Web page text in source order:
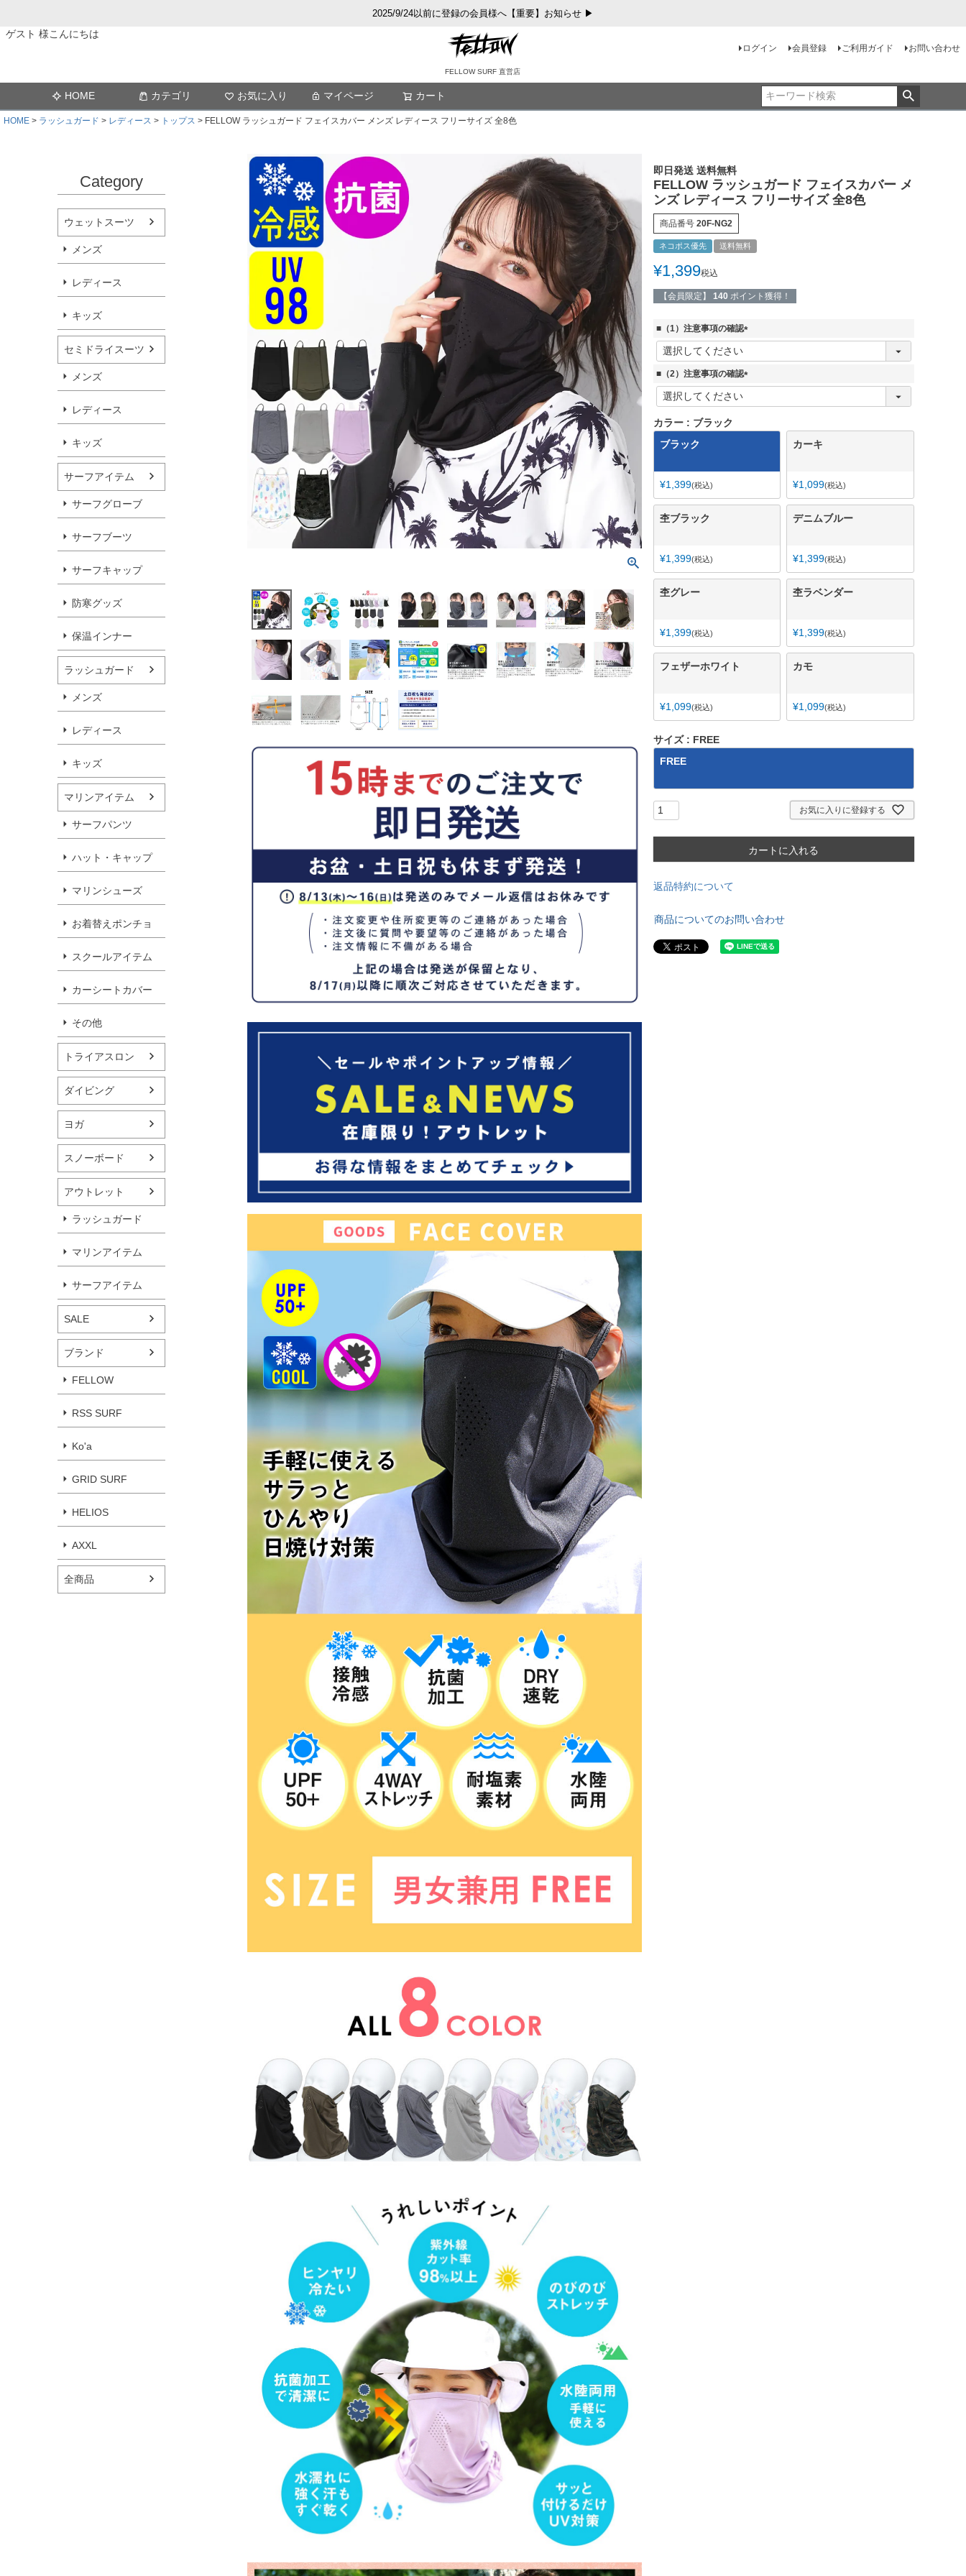
2025/9/24以前に登録の会員様へ【重要】お知らせ ▶
ゲスト 様こんにちは
FELLOW SURF 直営店
ログイン 会員登録 ご利用ガイド お問い合わせ
HOME カテゴリ お気に入り マイページ カート
HOME ラッシュガード レディース トップス FELLOW ラッシュガード フェイスカバー メンズ レディース フリーサイズ 全8色
Category
ウェットスーツ
メンズ
レディース
キッズ
セミドライスーツ
メンズ
レディース
キッズ
サーフアイテム
サーフグローブ
サーフブーツ
サーフキャップ
防寒グッズ
保温インナー
ラッシュガード
メンズ
レディース
キッズ
マリンアイテム
サーフパンツ
ハット・キャップ
マリンシューズ
お着替えポンチョ
スクールアイテム
カーシートカバー
その他
トライアスロン
ダイビング
ヨガ
スノーボード
アウトレット
ラッシュガード
マリンアイテム
サーフアイテム
SALE
ブランド
FELLOW
RSS SURF
Ko'a
GRID SURF
HELIOS
AXXL
全商品
即日発送 送料無料
FELLOW ラッシュガード フェイスカバー メ
ンズ レディース フリーサイズ 全8色
商品番号 20F-NG2
ネコポス優先 送料無料
¥1,399税込
【会員限定】 140 ポイント獲得！
■（1）注意事項の確認
(
須
■（2）注意事項の確認
(
)
カラー
ブラック
ブラック
¥1,399 税込
カーキ
¥1,099 税込
杢ブラック
¥1,399 税込
デニムブルー
¥1,399 税込
杢グレー
¥1,399 税込
杢ラベンダー
¥1,399 税込
フェザーホワイト
¥1,099 税込
カモ
¥1,099 税込
サイズ
FREE
FREE
お気に入りに登録する
カートに入れる
返品特約について
商品についてのお問い合わせ